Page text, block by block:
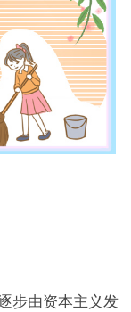
步由资本主义发